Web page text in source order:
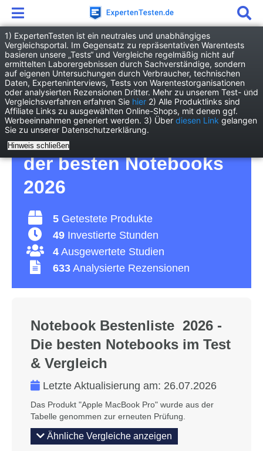
Elektronik Computer Notebook
Notebook Test – für das
mobile Internet von
unterwegs – Vergleich
der besten Notebooks
2026
5 Getestete Produkte
49 Investierte Stunden
4 Ausgewertete Studien
633 Analysierte Rezensionen
Notebook Bestenliste 2026 -
Die besten Notebooks im Test
& Vergleich
Letzte Aktualisierung am: 26.07.2026
Das Produkt "Apple MacBook Pro" wurde aus der
Tabelle genommen zur erneuten Prüfung.
Ähnliche Vergleiche anzeigen
1) ExpertenTesten ist ein neutrales und unabhängiges
Vergleichsportal. Im Gegensatz zu repräsentativen Warentests
basieren unsere „Tests“ und Vergleiche regelmäßig nicht auf
ermittelten Laborergebnissen durch Sachverständige, sondern
auf eigenen Untersuchungen durch Verbraucher, technischen
Daten, Experteninterviews, Tests von Warentestorganisationen
oder analysierten Rezensionen Dritter. Mehr zu unserem Test- und
Vergleichsverfahren erfahren Sie hier 2) Alle Produktlinks sind
Affiliate Links zu ausgewählten Online-Shops, mit denen ggf.
Werbeeinnahmen generiert werden. 3) Über diesen Link gelangen
Sie zu unserer Datenschutzerklärung.
Hinweis schließen